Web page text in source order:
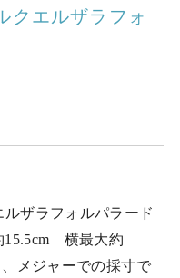
クエルザラフォ
ザラフォルパラード
15.5cm 横最大約
メジャーでの採寸で